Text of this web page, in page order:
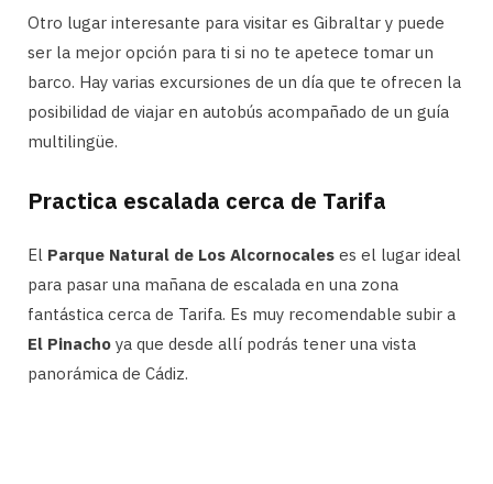
Otro lugar interesante para visitar es Gibraltar y puede
ser la mejor opción para ti si no te apetece tomar un
barco. Hay varias excursiones de un día que te ofrecen la
posibilidad de viajar en autobús acompañado de un guía
multilingüe.
Practica escalada cerca de Tarifa
El Parque Natural de Los Alcornocales es el lugar ideal
para pasar una mañana de escalada en una zona
fantástica cerca de Tarifa. Es muy recomendable subir a
El Pinacho ya que desde allí podrás tener una vista
panorámica de Cádiz.